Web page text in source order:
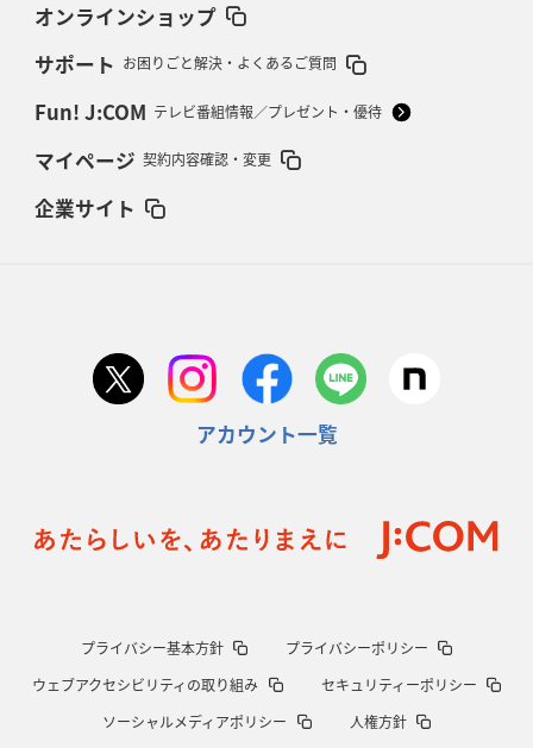
オンラインショップ
サポート お困りごと解決・よくあるご質問
Fun! J:COM テレビ番組情報／プレゼント・優待
マイページ 契約内容確認・変更
企業サイト
アカウント一覧
プライバシー基本方針
プライバシーポリシー
ウェブアクセシビリティの取り組み
セキュリティーポリシー
ソーシャルメディアポリシー
人権方針